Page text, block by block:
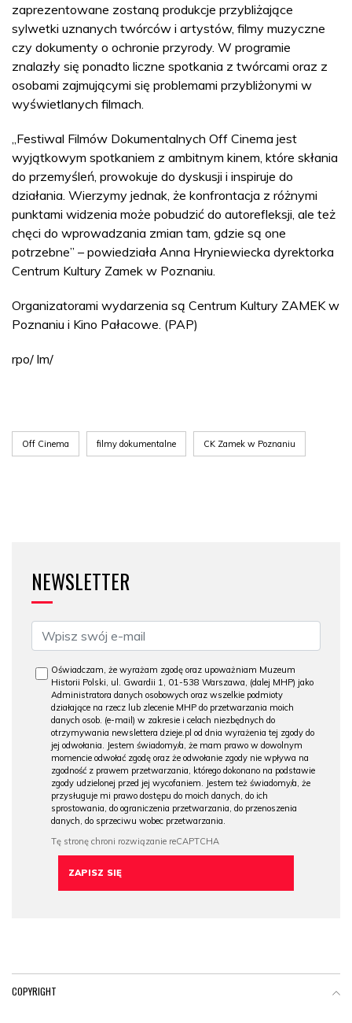
zaprezentowane zostaną produkcje przybliżające
sylwetki uznanych twórców i artystów, filmy muzyczne
czy dokumenty o ochronie przyrody. W programie
znalazły się ponadto liczne spotkania z twórcami oraz z
osobami zajmującymi się problemami przybliżonymi w
wyświetlanych filmach.
„Festiwal Filmów Dokumentalnych Off Cinema jest
wyjątkowym spotkaniem z ambitnym kinem, które skłania
do przemyśleń, prowokuje do dyskusji i inspiruje do
działania. Wierzymy jednak, że konfrontacja z różnymi
punktami widzenia może pobudzić do autorefleksji, ale też
chęci do wprowadzania zmian tam, gdzie są one
potrzebne” – powiedziała Anna Hryniewiecka dyrektorka
Centrum Kultury Zamek w Poznaniu.
Organizatorami wydarzenia są Centrum Kultury ZAMEK w
Poznaniu i Kino Pałacowe. (PAP)
rpo/ lm/
Off Cinema filmy dokumentalne CK Zamek w Poznaniu
NEWSLETTER
Oświadczam, że wyrażam zgodę oraz upoważniam Muzeum
Historii Polski, ul. Gwardii 1, 01-538 Warszawa, (dalej MHP) jako
Administratora danych osobowych oraz wszelkie podmioty
działające na rzecz lub zlecenie MHP do przetwarzania moich
danych osob. (e-mail) w zakresie i celach niezbędnych do
otrzymywania newslettera dzieje.pl od dnia wyrażenia tej zgody do
jej odwołania. Jestem świadomy/a, że mam prawo w dowolnym
momencie odwołać zgodę oraz że odwołanie zgody nie wpływa na
zgodność z prawem przetwarzania, którego dokonano na podstawie
zgody udzielonej przed jej wycofaniem. Jestem też świadomy/a, że
przysługuje mi prawo dostępu do moich danych, do ich
sprostowania, do ograniczenia przetwarzania, do przenoszenia
danych, do sprzeciwu wobec przetwarzania.
COPYRIGHT